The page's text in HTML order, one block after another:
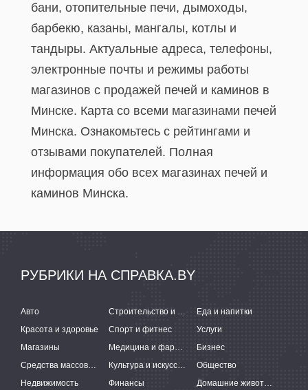
бани, отопительные печи, дымоходы,
барбекю, казаны, мангалы, котлы и
тандыры. Актуальные адреса, телефоны,
электронные почты и режимы работы
магазинов с продажей печей и каминов в
Минске. Карта со всеми магазинами печей
Минска. Ознакомьтесь с рейтингами и
отзывами покупателей. Полная
информация обо всех магазинах печей и
каминов Минска.
РУБРИКИ НА СПРАВКА.BY
Авто Строительство и ремонт
Еда и напитки
Красота и здоровье
Спорт и фитнес
Услуги
Магазины
Медицина и фармацевтика
Бизнес
Средства массовой информации
Культура и искусство
Общество
Недвижимость
Финансы Домашние животные